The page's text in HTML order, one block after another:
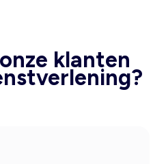
klanten